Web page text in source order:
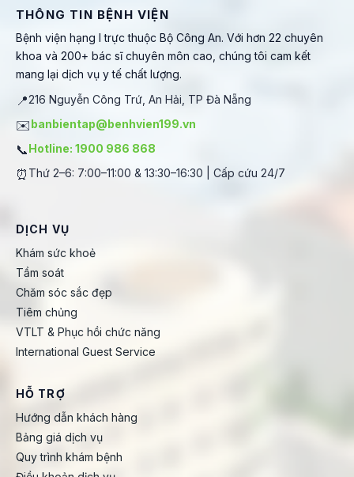
THÔNG TIN BỆNH VIỆN
Bệnh viện hạng I trực thuộc Bộ Công An. Với hơn 22 chuyên
khoa và 200+ bác sĩ chuyên môn cao, chúng tôi cam kết
mang lại dịch vụ y tế chất lượng.
📍216 Nguyễn Công Trứ, An Hải, TP Đà Nẵng
✉️banbientap@benhvien199.vn
📞Hotline: 1900 986 868
⏰ Thứ 2–6: 7:00–11:00 & 13:30–16:30 | Cấp cứu 24/7
DỊCH VỤ
Khám sức khoẻ
Tầm soát
Chăm sóc sắc đẹp
Tiêm chủng
VTLT & Phục hồi chức năng
International Guest Service
HỖ TRỢ
Hướng dẫn khách hàng
Bảng giá dịch vụ
Quy trình khám bệnh